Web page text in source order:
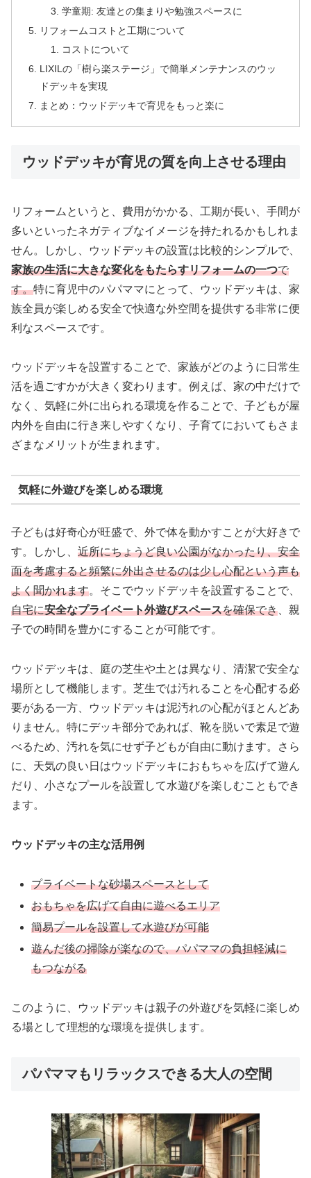
学童期: 友達との集まりや勉強スペースに
リフォームコストと工期について
コストについて
LIXILの「樹ら楽ステージ」で簡単メンテナンスのウッ
ドデッキを実現
まとめ：ウッドデッキで育児をもっと楽に
ウッドデッキが育児の質を向上させる理由
リフォームというと、費用がかかる、工期が長い、手間が
多いといったネガティブなイメージを持たれるかもしれま
せん。しかし、ウッドデッキの設置は比較的シンプルで、
家族の生活に大きな変化をもたらすリフォームの一つで
す。特に育児中のパパママにとって、ウッドデッキは、家
族全員が楽しめる安全で快適な外空間を提供する非常に便
利なスペースです。
ウッドデッキを設置することで、家族がどのように日常生
活を過ごすかが大きく変わります。例えば、家の中だけで
なく、気軽に外に出られる環境を作ることで、子どもが屋
内外を自由に行き来しやすくなり、子育てにおいてもさま
ざまなメリットが生まれます。
気軽に外遊びを楽しめる環境
子どもは好奇心が旺盛で、外で体を動かすことが大好きで
す。しかし、 近所にちょうど良い公園がなかったり、安全
面を考慮すると頻繁に外出させるのは少し心配という声も
よく聞かれます。そこでウッドデッキを設置することで、
自宅に安全なプライベート外遊びスペースを確保でき 、親
子での時間を豊かにすることが可能です。
ウッドデッキは、庭の芝生や土とは異なり、清潔で安全な
場所として機能します。芝生では汚れることを心配する必
要がある一方、ウッドデッキは泥汚れの心配がほとんどあ
りません。特にデッキ部分であれば、靴を脱いで素足で遊
べるため、汚れを気にせず子どもが自由に動けます。さら
に、天気の良い日はウッドデッキにおもちゃを広げて遊ん
だり、小さなプールを設置して水遊びを楽しむこともでき
ます。
ウッドデッキの主な活用例
プライベートな砂場スペースとして
おもちゃを広げて自由に遊べるエリア
簡易プールを設置して水遊びが可能
遊んだ後の掃除が楽なので、パパママの負担軽減に
もつながる
このように、ウッドデッキは親子の外遊びを気軽に楽しめ
る場として理想的な環境を提供します。
パパママもリラックスできる大人の空間